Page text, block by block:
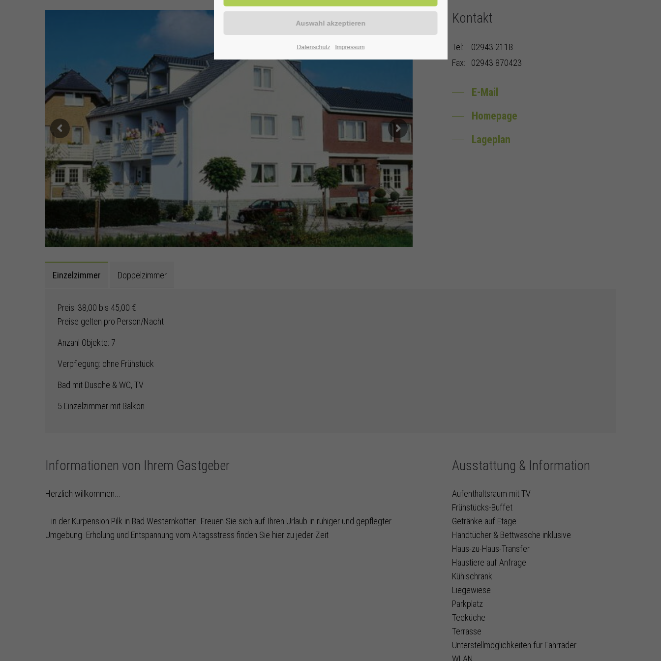
Kontakt
Tel:
02943.2118
Fax:
02943.870423
E-Mail
Homepage
Lageplan
Einzelzimmer Doppelzimmer
Preis: 38,00 bis 45,00 €
Preise gelten pro Person/Nacht
Anzahl Objekte: 7
Verpflegung: ohne Frühstück
Bad mit Dusche & WC, TV
5 Einzelzimmer mit Balkon
Informationen von Ihrem Gastgeber
Herzlich willkommen...
...in der Kurpension Pilk in Bad Westernkotten. Freuen Sie sich auf Ihren Urlaub in ruhiger und gepflegter
Umgebung. Erholung und Entspannung vom Altagsstress finden Sie hier zu jeder Zeit
Ausstattung & Information
Aufenthaltsraum mit TV
Frühstücks-Buffet
Getränke auf Etage
Handtücher & Bettwäsche inklusive
Haus-zu-Haus-Transfer
Haustiere auf Anfrage
Kühlschrank
Liegewiese
Parkplatz
Teeküche
Terrasse
Unterstellmöglichkeiten für Fahrräder
WLAN
Datenschutz Impressum